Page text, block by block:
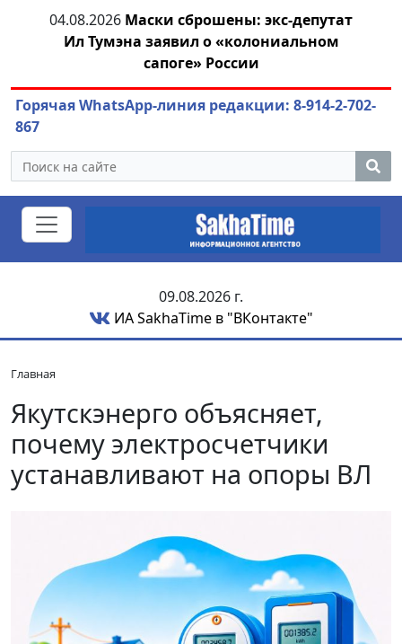
04.08.2026 Маски сброшены: экс-депутат
Ил Тумэна заявил о «колониальном
сапоге» России
Горячая WhatsApp-линия редакции: 8-914-2-702-
867
09.08.2026 г.
ИА SakhaTime в "ВКонтакте"
Главная
Якутскэнерго объясняет,
почему электросчетчики
устанавливают на опоры ВЛ